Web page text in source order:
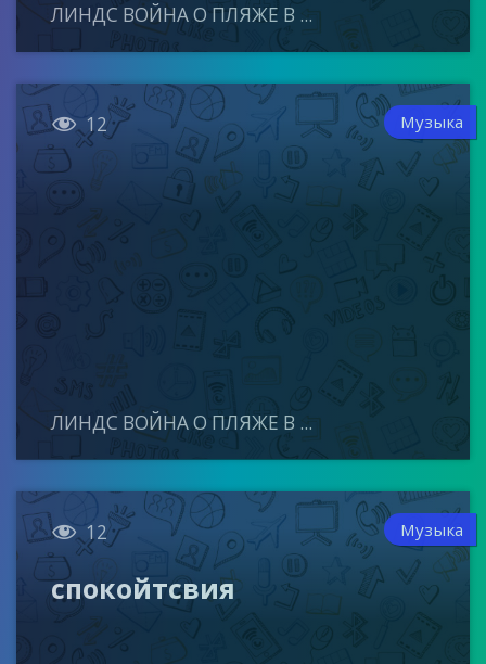
ЛИНДС ВОЙНА О ПЛЯЖЕ В ...
 12 Музыка
ЛИНДС ВОЙНА О ПЛЯЖЕ В ...
 12 Музыка
спокойтсвия